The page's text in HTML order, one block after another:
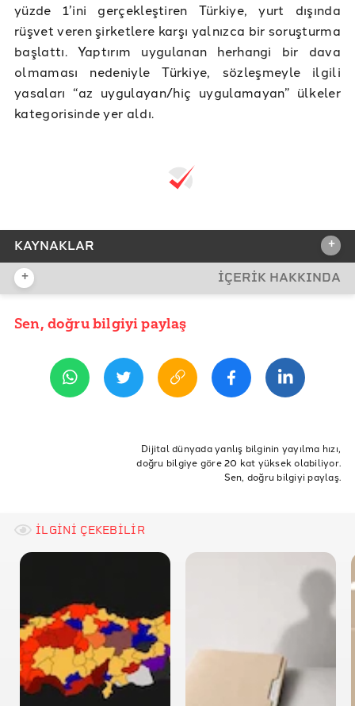
yüzde 1’ini gerçekleştiren Türkiye, yurt dışında
rüşvet veren şirketlere karşı yalnızca bir soruşturma
başlattı. Yaptırım uygulanan herhangi bir dava
olmaması nedeniyle Türkiye, sözleşmeyle ilgili
yasaları “az uygulayan/hiç uygulamayan” ülkeler
kategorisinde yer aldı.
KAYNAKLAR +
REFERANSLAR
Corruption and Poverty: A Review of Recent Literature
BM Yolsuzluğa Karşı Sözleşme
+ İÇERİK HAKKINDA
YAYIN TARİHİ
türkiye'de yolsuzluk
yolsuzluğun ihracı
yolsuzluk sıralaması
yolsuzluk algı endeksi
Sen, doğru bilgiyi paylaş
Dijital dünyada yanlış bilginin yayılma hızı,
doğru bilgiye göre 20 kat yüksek olabiliyor.
Sen, doğru bilgiyi paylaş.
İLGİNİ ÇEKEBİLİR